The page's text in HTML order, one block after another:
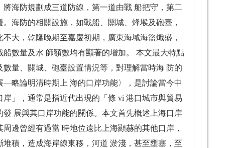
海防規劃成三道防線，第一道由戰 船把守，第二
海防的相關設施，如戰船、關城、烽堠及砲臺，
大，乾隆晚期至嘉慶初期，廣東海域海盜熾盛，
數量及水 師額數均有顯著的增加。 本文最大特點
量、關城、砲臺設置情況等，對理解當時海 防的
略論明清時期上 海的口岸功能〉，是討論當今中
」，通常是指近代出現的「條 vi 港口城市與貿易
展與其口岸功能的關係。本文首先概述上海口岸
邊曾經有過當 時地位遠比上海顯赫的其他口岸，
積，造成海岸線東移，河道 淤淺，甚至壅塞，至